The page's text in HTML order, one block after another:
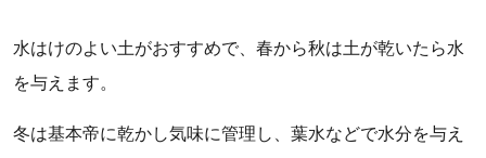
水はけのよい土がおすすめで、春から秋は土が乾いたら水
を与えます。
冬は基本帝に乾かし気味に管理し、葉水などで水分を与え